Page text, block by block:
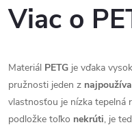
Viac o
Materiál PETG je vďaka
pružnosti jeden z
vlastnosťou je nízka tepelná
podložke toľko nekrúti, je